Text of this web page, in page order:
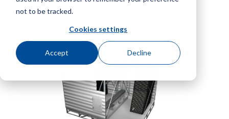
not to be tracked.
Cookies settings
Accept Decline